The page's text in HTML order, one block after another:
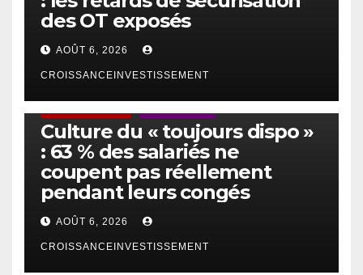
des OT exposés
AOÛT 6, 2026
CROISSANCEINVESTISSEMENT
Culture du « toujours dispo »
: 63 % des salariés ne
coupent pas réellement
pendant leurs congés
AOÛT 6, 2026
CROISSANCEINVESTISSEMENT